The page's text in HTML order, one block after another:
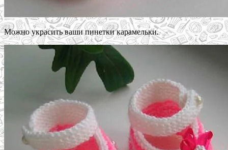
Можно украсить ваши пинетки карамельки.